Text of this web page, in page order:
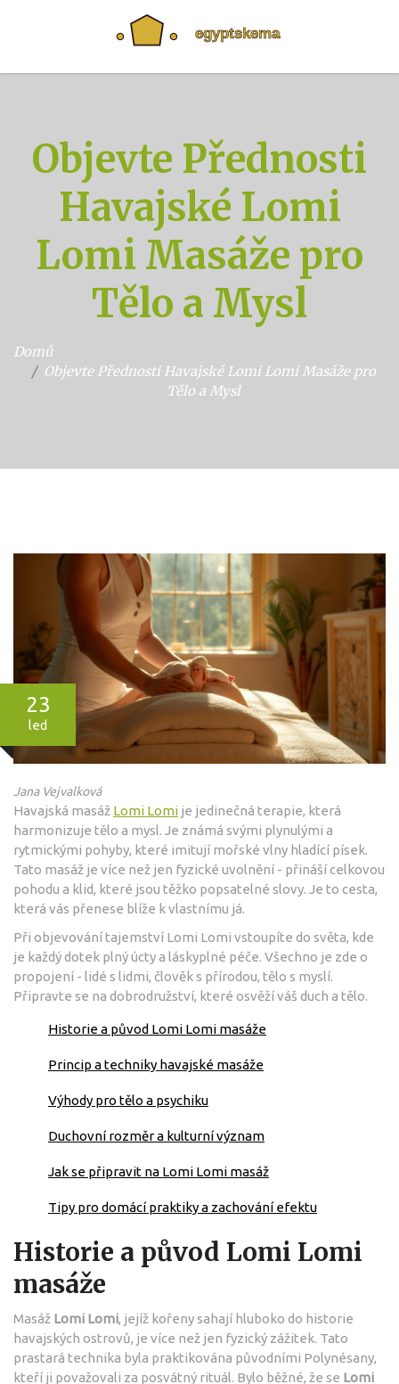
Objevte Přednosti
Havajské Lomi
Lomi Masáže pro
Tělo a Mysl
Domů
Objevte Přednosti Havajské Lomi Lomi Masáže pro
Tělo a Mysl
23
led
Jana Vejvalková
Havajská masáž Lomi Lomi je jedinečná terapie, která
harmonizuje tělo a mysl. Je známá svými plynulými a
rytmickými pohyby, které imitují mořské vlny hladící písek.
Tato masáž je více než jen fyzické uvolnění - přináší celkovou
pohodu a klid, které jsou těžko popsatelné slovy. Je to cesta,
která vás přenese blíže k vlastnímu já.
Při objevování tajemství Lomi Lomi vstoupíte do světa, kde
je každý dotek plný úcty a láskyplné péče. Všechno je zde o
propojení - lidé s lidmi, člověk s přírodou, tělo s myslí.
Připravte se na dobrodružství, které osvěží váš duch a tělo.
Historie a původ Lomi Lomi masáže
Princip a techniky havajské masáže
Výhody pro tělo a psychiku
Duchovní rozměr a kulturní význam
Jak se připravit na Lomi Lomi masáž
Tipy pro domácí praktiky a zachování efektu
Historie a původ Lomi Lomi
masáže
Masáž Lomi Lomi, jejíž kořeny sahají hluboko do historie
havajských ostrovů, je více než jen fyzický zážitek. Tato
prastará technika byla praktikována původními Polynésany,
kteří ji považovali za posvátný rituál. Bylo běžné, že se Lomi